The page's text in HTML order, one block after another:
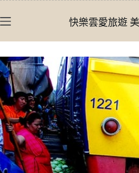
至
內
容
快樂雲愛旅遊